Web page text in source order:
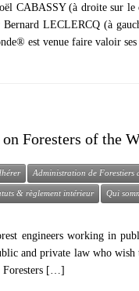
CABASSY (à droite sur le
LECLERCQ (à
est venue faire valoir
Foresters of the
Administration de Forestiers
& règlement intérieur Qui
engineers working in
and private law who wish
Foresters […]